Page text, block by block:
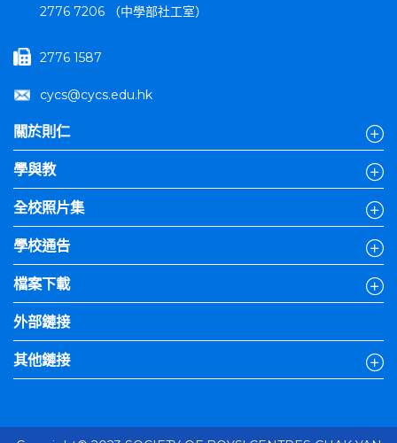
2776 7206 （中學部社工室）
2776 1587
cycs@cycs.edu.hk
關於則仁
學與教
全校照片集
學校通告
檔案下載
外部鏈接
其他鏈接